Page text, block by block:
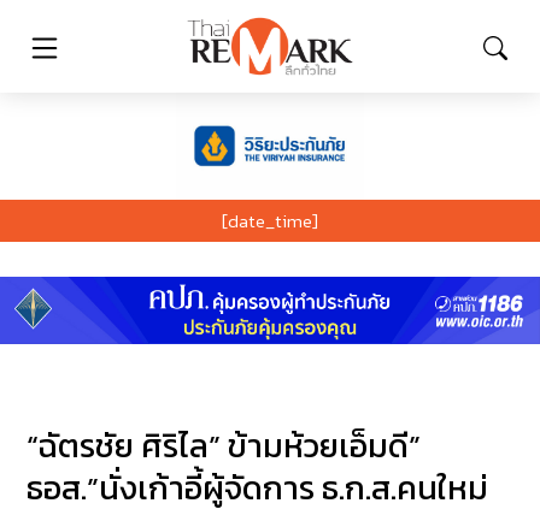
[date_time]
“ฉัตรชัย ศิริไล” ข้ามห้วยเอ็มดี”
ธอส.”นั่งเก้าอี้ผู้จัดการ ธ.ก.ส.คนใหม่